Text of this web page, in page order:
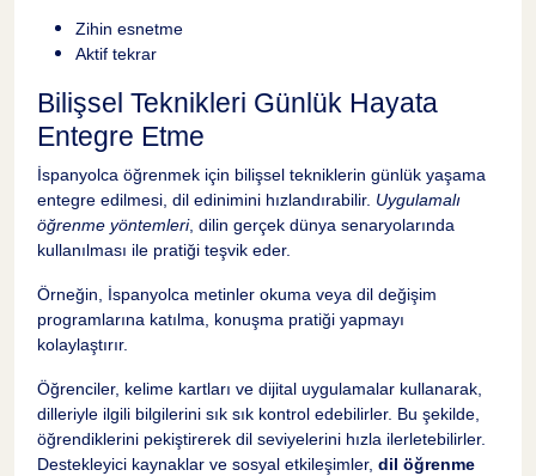
Zihin esnetme
Aktif tekrar
Bilişsel Teknikleri Günlük Hayata
Entegre Etme
İspanyolca öğrenmek için bilişsel tekniklerin günlük yaşama
entegre edilmesi, dil edinimini hızlandırabilir. Uygulamalı
öğrenme yöntemleri, dilin gerçek dünya senaryolarında
kullanılması ile pratiği teşvik eder.
Örneğin, İspanyolca metinler okuma veya dil değişim
programlarına katılma, konuşma pratiği yapmayı
kolaylaştırır.
Öğrenciler, kelime kartları ve dijital uygulamalar kullanarak,
dilleriyle ilgili bilgilerini sık sık kontrol edebilirler. Bu şekilde,
öğrendiklerini pekiştirerek dil seviyelerini hızla ilerletebilirler.
Destekleyici kaynaklar ve sosyal etkileşimler, dil öğrenme